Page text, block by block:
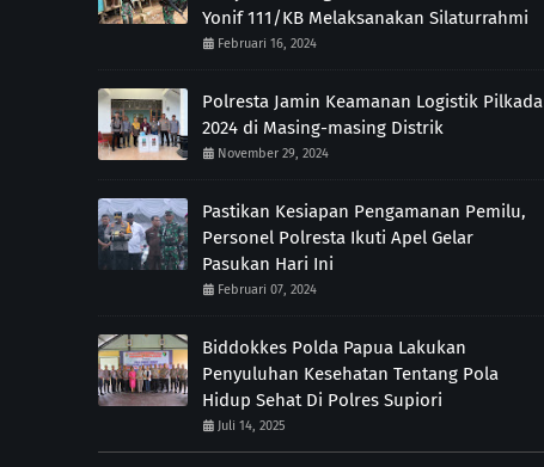
Yonif 111/KB Melaksanakan Silaturrahmi
Februari 16, 2024
Polresta Jamin Keamanan Logistik Pilkada
2024 di Masing-masing Distrik
November 29, 2024
Pastikan Kesiapan Pengamanan Pemilu,
Personel Polresta Ikuti Apel Gelar
Pasukan Hari Ini
Februari 07, 2024
Biddokkes Polda Papua Lakukan
Penyuluhan Kesehatan Tentang Pola
Hidup Sehat Di Polres Supiori
Juli 14, 2025